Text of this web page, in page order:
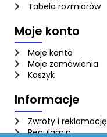
Tabela rozmiarów
Moje konto
Moje konto
Moje zamówienia
Koszyk
Informacje
Zwroty i reklamację
Regulamin